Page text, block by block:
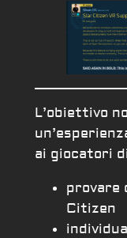
L’obiettivo
ai giocatori
provare
Citizen